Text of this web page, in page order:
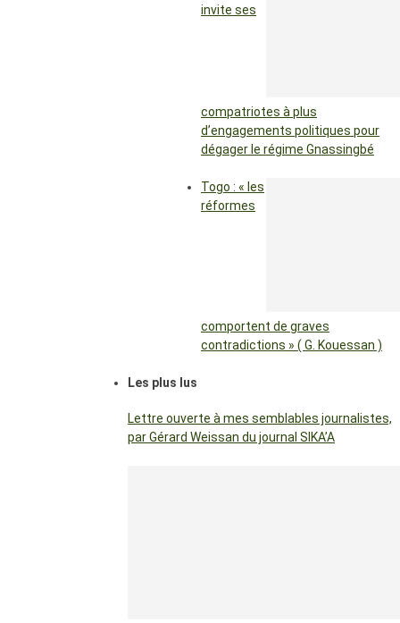
invite ses
compatriotes à plus
d’engagements politiques pour
dégager le régime Gnassingbé
Togo : « les
réformes
comportent de graves
contradictions » ( G. Kouessan )
Les plus lus
Lettre ouverte à mes semblables journalistes,
par Gérard Weissan du journal SIKA’A